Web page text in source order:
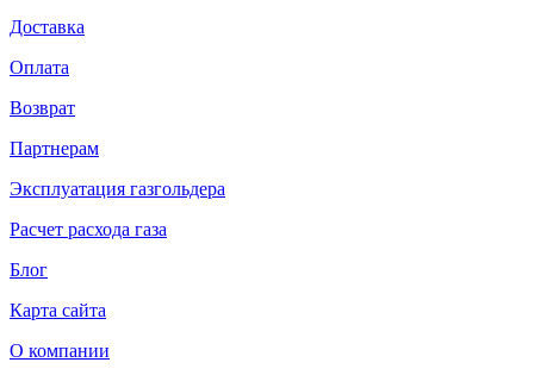
Доставка
Оплата
Возврат
Партнерам
Эксплуатация газгольдера
Расчет расхода газа
Блог
Карта сайта
О компании